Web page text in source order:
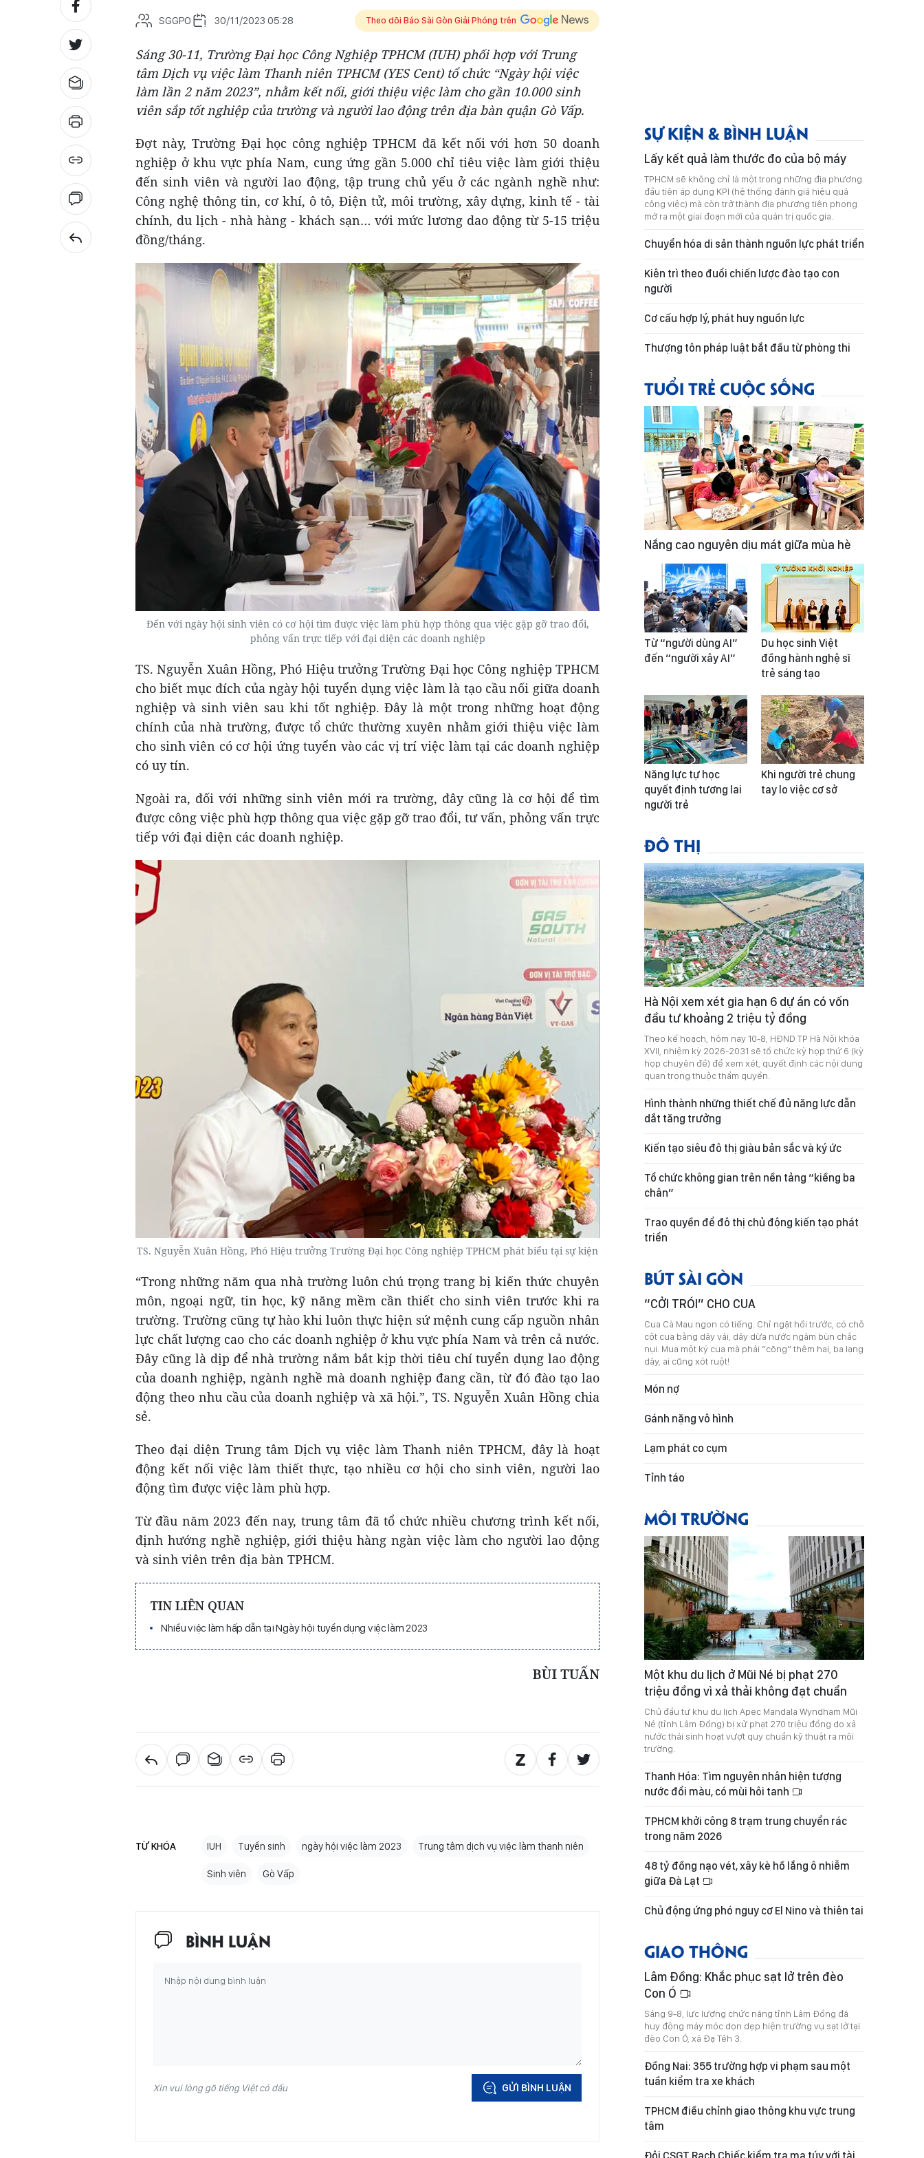
SGGPO 30/11/2023 05:28 Theo dõi Báo Sài Gòn Giải Phóng trên
Sáng 30-11, Trường Đại học Công Nghiệp TPHCM (IUH) phối hợp với Trung
tâm Dịch vụ việc làm Thanh niên TPHCM (YES Cent) tổ chức “Ngày hội việc
làm lần 2 năm 2023”, nhằm kết nối, giới thiệu việc làm cho gần 10.000 sinh
viên sắp tốt nghiệp của trường và người lao động trên địa bàn quận Gò Vấp.
Đợt này, Trường Đại học công nghiệp TPHCM đã kết nối với hơn 50 doanh
nghiệp ở khu vực phía Nam, cung ứng gần 5.000 chỉ tiêu việc làm giới thiệu
đến sinh viên và người lao động, tập trung chủ yếu ở các ngành nghề như:
Công nghệ thông tin, cơ khí, ô tô, Điện tử, môi trường, xây dựng, kinh tế - tài
chính, du lịch - nhà hàng - khách sạn… với mức lương dao động từ 5-15 triệu
đồng/tháng.
Đến với ngày hội sinh viên có cơ hội tìm được việc làm phù hợp thông qua việc gặp gỡ trao đổi,
phỏng vấn trực tiếp với đại diện các doanh nghiệp
TS. Nguyễn Xuân Hồng, Phó Hiệu trưởng Trường Đại học Công nghiệp TPHCM
cho biết mục đích của ngày hội tuyển dụng việc làm là tạo cầu nối giữa doanh
nghiệp và sinh viên sau khi tốt nghiệp. Đây là một trong những hoạt động
chính của nhà trường, được tổ chức thường xuyên nhằm giới thiệu việc làm
cho sinh viên có cơ hội ứng tuyển vào các vị trí việc làm tại các doanh nghiệp
có uy tín.
Ngoài ra, đối với những sinh viên mới ra trường, đây cũng là cơ hội để tìm
được công việc phù hợp thông qua việc gặp gỡ trao đổi, tư vấn, phỏng vấn trực
tiếp với đại diện các doanh nghiệp.
TS. Nguyễn Xuân Hồng, Phó Hiệu trưởng Trường Đại học Công nghiệp TPHCM phát biểu tại sự kiện
“Trong những năm qua nhà trường luôn chú trọng trang bị kiến thức chuyên
môn, ngoại ngữ, tin học, kỹ năng mềm cần thiết cho sinh viên trước khi ra
trường. Trường cũng tự hào khi luôn thực hiện sứ mệnh cung cấp nguồn nhân
lực chất lượng cao cho các doanh nghiệp ở khu vực phía Nam và trên cả nước.
Đây cũng là dịp để nhà trường nắm bắt kịp thời tiêu chí tuyển dụng lao động
của doanh nghiệp, ngành nghề mà doanh nghiệp đang cần, từ đó đào tạo lao
động theo nhu cầu của doanh nghiệp và xã hội.”, TS. Nguyễn Xuân Hồng chia
sẻ.
Theo đại diện Trung tâm Dịch vụ việc làm Thanh niên TPHCM, đây là hoạt
động kết nối việc làm thiết thực, tạo nhiều cơ hội cho sinh viên, người lao
động tìm được việc làm phù hợp.
Từ đầu năm 2023 đến nay, trung tâm đã tổ chức nhiều chương trình kết nối,
định hướng nghề nghiệp, giới thiệu hàng ngàn việc làm cho người lao động
và sinh viên trên địa bàn TPHCM.
TIN LIÊN QUAN
Nhiều việc làm hấp dẫn tại Ngày hội tuyển dụng việc làm 2023
BÙI TUẤN
TỪ KHÓA IUH Tuyển sinh ngày hội việc làm 2023 Trung tâm dịch vụ việc làm thanh niên
Sinh viên Gò Vấp
BÌNH LUẬN
Xin vui lòng gõ tiếng Việt có dấu GỬI BÌNH LUẬN
SỰ KIỆN & BÌNH LUẬN
Lấy kết quả làm thước đo của bộ máy
TPHCM sẽ không chỉ là một trong những địa phương
đầu tiên áp dụng KPI (hệ thống đánh giá hiệu quả
công việc) mà còn trở thành địa phương tiên phong
mở ra một giai đoạn mới của quản trị quốc gia.
Chuyển hóa di sản thành nguồn lực phát triển
Kiên trì theo đuổi chiến lược đào tạo con
người
Cơ cấu hợp lý, phát huy nguồn lực
Thượng tôn pháp luật bắt đầu từ phòng thi
TUỔI TRẺ CUỘC SỐNG
Nắng cao nguyên dịu mát giữa mùa hè
Từ “người dùng AI”
đến “người xây AI”
Du học sinh Việt
đồng hành nghệ sĩ
trẻ sáng tạo
Năng lực tự học
quyết định tương lai
người trẻ
Khi người trẻ chung
tay lo việc cơ sở
ĐÔ THỊ
Hà Nội xem xét gia hạn 6 dự án có vốn
đầu tư khoảng 2 triệu tỷ đồng
Theo kế hoạch, hôm nay 10-8, HĐND TP Hà Nội khóa
XVII, nhiệm kỳ 2026-2031 sẽ tổ chức kỳ họp thứ 6 (kỳ
họp chuyên đề) để xem xét, quyết định các nội dung
quan trọng thuộc thẩm quyền.
Hình thành những thiết chế đủ năng lực dẫn
dắt tăng trưởng
Kiến tạo siêu đô thị giàu bản sắc và ký ức
Tổ chức không gian trên nền tảng “kiềng ba
chân”
Trao quyền để đô thị chủ động kiến tạo phát
triển
BÚT SÀI GÒN
“CỞI TRÓI” CHO CUA
Cua Cà Mau ngon có tiếng. Chỉ ngặt hồi trước, có chỗ
cột cua bằng dây vải, dây dừa nước ngâm bùn chắc
nụi. Mua một ký cua mà phải “cõng” thêm hai, ba lạng
dây, ai cũng xót ruột!
Món nợ
Gánh nặng vô hình
Lạm phát co cụm
Tỉnh táo
MÔI TRƯỜNG
Một khu du lịch ở Mũi Né bị phạt 270
triệu đồng vì xả thải không đạt chuẩn
Chủ đầu tư khu du lịch Apec Mandala Wyndham Mũi
Né (tỉnh Lâm Đồng) bị xử phạt 270 triệu đồng do xả
nước thải sinh hoạt vượt quy chuẩn kỹ thuật ra môi
trường.
Thanh Hóa: Tìm nguyên nhân hiện tượng
nước đổi màu, có mùi hôi tanh
TPHCM khởi công 8 trạm trung chuyển rác
trong năm 2026
48 tỷ đồng nạo vét, xây kè hồ lắng ô nhiễm
giữa Đà Lạt
Chủ động ứng phó nguy cơ El Nino và thiên tai
GIAO THÔNG
Lâm Đồng: Khắc phục sạt lở trên đèo
Con Ó
Sáng 9-8, lực lượng chức năng tỉnh Lâm Đồng đã
huy động máy móc dọn dẹp hiện trường vụ sạt lở tại
đèo Con Ó, xã Đạ Tẻh 3.
Đồng Nai: 355 trường hợp vi phạm sau một
tuần kiểm tra xe khách
TPHCM điều chỉnh giao thông khu vực trung
tâm